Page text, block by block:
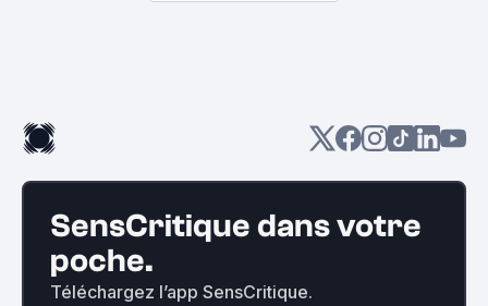
SensCritique dans votre
poche.
Téléchargez l’app SensCritique.